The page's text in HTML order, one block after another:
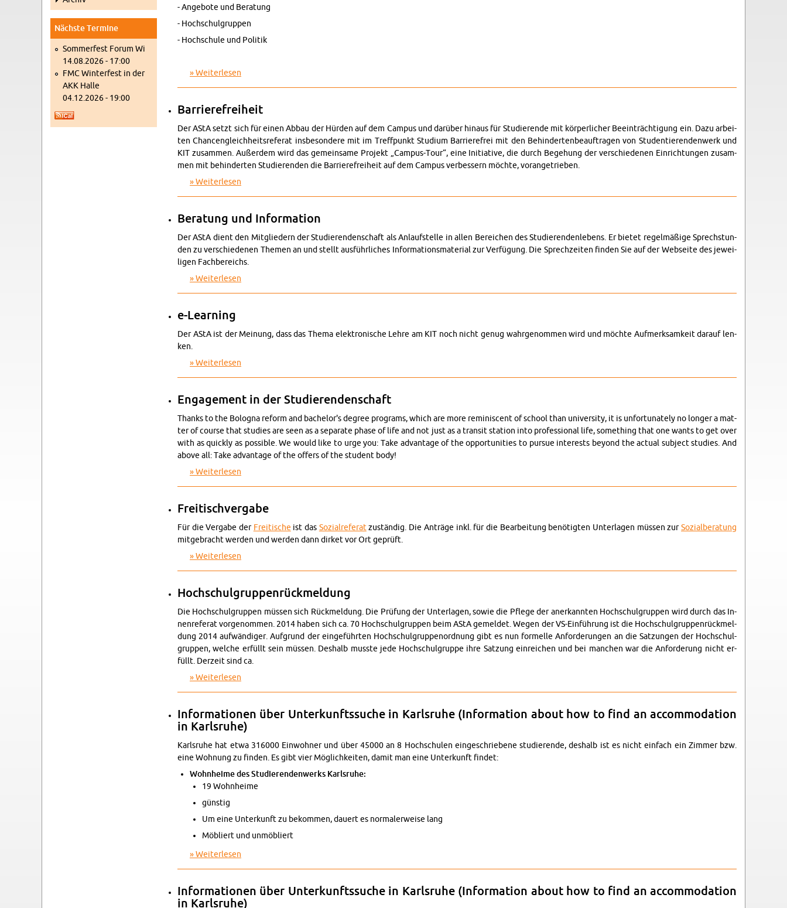
Nächs­te Ter­mi­ne
Som­mer­fest Forum Wi
14.08.2026 - 17:00
FMC Win­ter­fest in der
AKK Halle
04.12.2026 - 19:00
- An­ge­bo­te und Be­ra­tung
- Hoch­schul­grup­pen
- Hoch­schu­le und Po­li­tik
Wei­ter­le­sen
Bar­rie­re­frei­heit
Der AStA setzt sich für einen Abbau der Hür­den auf dem Cam­pus und dar­über hin­aus für Stu­die­ren­de mit kör­per­li­cher Be­ein­träch­ti­gung ein. Dazu ar­bei­
ten Chan­cen­gleich­heits­re­fe­rat ins­be­son­de­re mit im Treff­punkt Stu­di­um Bar­rie­re­frei mit den Be­hin­der­ten­be­auf­tra­gen von Stu­den­tie­ren­den­werk und
KIT zu­sam­men. Au­ßer­dem wird das ge­mein­sa­me Pro­jekt „Cam­pus-Tour“, eine In­itia­ti­ve, die durch Be­ge­hung der ver­schie­de­nen Ein­rich­tun­gen zu­sam­
men mit be­hin­der­ten Stu­die­ren­den die Bar­rie­re­frei­heit auf dem Cam­pus ver­bes­sern möch­te, vor­an­ge­trie­ben.
Wei­ter­le­sen
Be­ra­tung und In­for­ma­ti­on
Der AStA dient den Mit­glie­dern der Stu­die­ren­den­schaft als An­lauf­stel­le in allen Be­rei­chen des Stu­die­ren­den­le­bens. Er bie­tet re­gel­mä­ßi­ge Sprech­stun­
den zu ver­schie­de­nen The­men an und stellt aus­führ­li­ches In­for­ma­ti­ons­ma­te­ri­al zur Ver­fü­gung. Die Sprech­zei­ten fin­den Sie auf der Web­sei­te des je­wei­
li­gen Fach­be­reichs.
Wei­ter­le­sen
e-Learning
Der AStA ist der Mei­nung, dass das Thema elek­tro­ni­sche Lehre am KIT noch nicht genug wahr­ge­nom­men wird und möch­te Auf­merk­sam­keit dar­auf len­
ken.
Wei­ter­le­sen
En­ga­ge­ment in der Stu­die­ren­den­schaft
Thanks to the Bo­lo­gna re­form and ba­che­lor's de­gree pro­grams, which are more re­mi­nis­cent of school than uni­ver­si­ty, it is un­for­t­u­n­a­te­ly no lon­ger a mat­
ter of cour­se that stu­dies are seen as a se­pa­ra­te phase of life and not just as a tran­sit sta­ti­on into pro­fes­sio­nal life, so­me­thing that one wants to get over
with as quick­ly as pos­si­ble. We would like to urge you: Take ad­van­ta­ge of the op­por­tu­nities to pur­sue in­te­rests bey­ond the ac­tu­al sub­ject stu­dies. And
above all: Take ad­van­ta­ge of the of­fers of the stu­dent body!
Wei­ter­le­sen
Frei­tisch­ver­ga­be
Für die Ver­ga­be der Frei­ti­sche ist das So­zi­al­re­fe­ratzu­stän­dig. Die An­trä­ge inkl. für die Be­ar­bei­tung be­nö­tig­ten Un­ter­la­gen müs­sen zurSo­zi­al­be­ra­tung
mit­ge­bracht wer­den und wer­den dann dir­ket vor Ort ge­prüft.
Wei­ter­le­sen
Hoch­schul­grup­pen­rück­mel­dung
Die Hoch­schul­grup­pen müs­sen sich Rück­mel­dung. Die Prü­fung der Un­ter­la­gen, sowie die Pfle­ge der an­er­kann­ten Hoch­schul­grup­pen wird durch das In­
nen­re­fe­rat vor­ge­nom­men. 2014 haben sich ca. 70 Hoch­schul­grup­pen beim AStA ge­mel­det. Wegen der VS-Ein­füh­rung ist die Hoch­schul­grup­pen­rück­mel­
dung 2014 auf­wän­di­ger. Auf­grund der ein­ge­führ­ten Hoch­schul­grup­pen­ord­nung gibt es nun for­mel­le An­for­de­run­gen an die Sat­zun­gen der Hoch­schul­
grup­pen, wel­che er­füllt sein müs­sen. Des­halb muss­te jede Hoch­schul­grup­pe ihre Sat­zung ein­rei­chen und bei man­chen war die An­for­de­rung nicht er­
füllt. Der­zeit sind ca.
Wei­ter­le­sen
In­for­ma­tio­nen über Un­ter­kunfts­su­che in Karls­ru­he (In­for­ma­ti­on about how to find an ac­com­mo­da­ti­on
in Karls­ru­he)
Karls­ru­he hat etwa 316000 Ein­woh­ner und über 45000 an 8 Hoch­schu­len ein­ge­schrie­be­ne stu­die­ren­de, des­halb ist es nicht ein­fach ein Zim­mer bzw.
eine Woh­nung zu fin­den. Es gibt vier Mög­lich­kei­ten, damit man eine Un­ter­kunft fin­det:
Wohn­hei­me des Stu­die­ren­den­werks Karls­ru­he:
19 Wohn­hei­me
güns­tig
Um eine Un­ter­kunft zu be­kom­men, dau­ert es nor­ma­ler­wei­se lang
Mö­bliert und un­mö­bliert
Wei­ter­le­sen
In­for­ma­tio­nen über Un­ter­kunfts­su­che in Karls­ru­he (In­for­ma­ti­on about how to find an ac­com­mo­da­ti­on
in Karls­ru­he)